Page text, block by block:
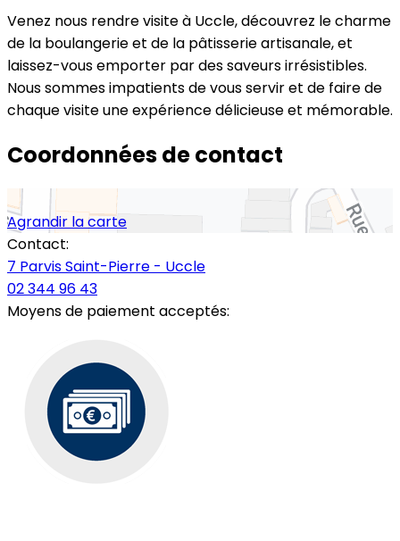
Venez nous rendre visite à Uccle, découvrez le charme
de la boulangerie et de la pâtisserie artisanale, et
laissez-vous emporter par des saveurs irrésistibles.
Nous sommes impatients de vous servir et de faire de
chaque visite une expérience délicieuse et mémorable.
Coordonnées de contact
Agrandir la carte
Contact:
7 Parvis Saint-Pierre - Uccle
02 344 96 43
Moyens de paiement acceptés: